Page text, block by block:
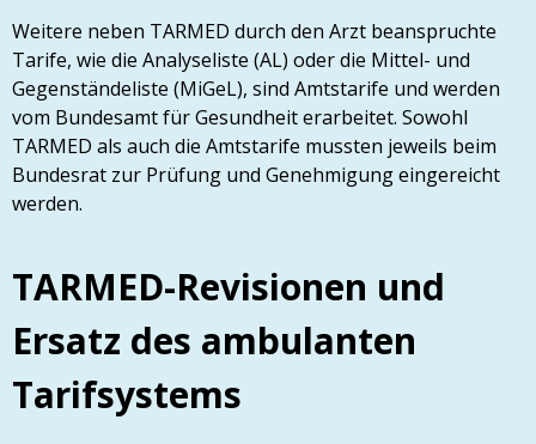
Weitere neben TARMED durch den Arzt beanspruchte
Tarife, wie die Analyseliste (AL) oder die Mittel- und
Gegenständeliste (MiGeL), sind Amtstarife und werden
vom Bundesamt für Gesundheit erarbeitet. Sowohl
TARMED als auch die Amtstarife mussten jeweils beim
Bundesrat zur Prüfung und Genehmigung eingereicht
werden.
TARMED-Revisionen und
Ersatz des ambulanten
Tarifsystems